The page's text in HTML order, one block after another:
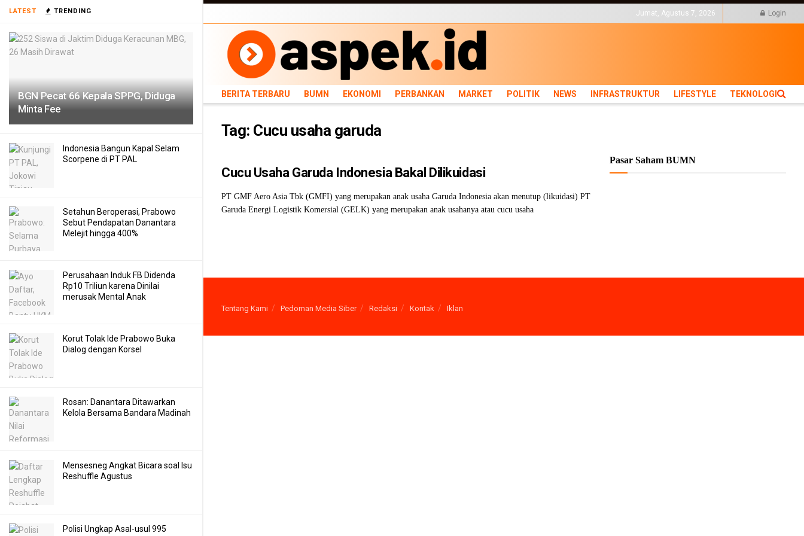
LATEST TRENDING
BGN Pecat 66 Kepala SPPG, Diduga
Minta Fee
Indonesia Bangun Kapal Selam
Scorpene di PT PAL
Setahun Beroperasi, Prabowo
Sebut Pendapatan Danantara
Melejit hingga 400%
Perusahaan Induk FB Didenda
Rp10 Triliun karena Dinilai
merusak Mental Anak
Korut Tolak Ide Prabowo Buka
Dialog dengan Korsel
Rosan: Danantara Ditawarkan
Kelola Bersama Bandara Madinah
Mensesneg Angkat Bicara soal Isu
Reshuffle Agustus
Polisi Ungkap Asal-usul 995
BERITA TERBARU BUMN EKONOMI PERBANKAN MARKET POLITIK NEWS INFRASTRUKTUR LIFESTYLE
TEKNOLOGI
Jumat, Agustus 7, 2026 Login
BERITA TERBARU BUMN EKONOMI PERBANKAN MARKET POLITIK NEWS INFRASTRUKTUR LIFESTYLE TEKNOLOGI
Tag: Cucu usaha garuda
Cucu Usaha Garuda Indonesia Bakal Dilikuidasi
PT GMF Aero Asia Tbk (GMFI) yang merupakan anak usaha Garuda Indonesia akan menutup (likuidasi) PT
Garuda Energi Logistik Komersial (GELK) yang merupakan anak usahanya atau cucu usaha
Pasar Saham BUMN
Tentang Kami Pedoman Media Siber Redaksi Kontak Iklan